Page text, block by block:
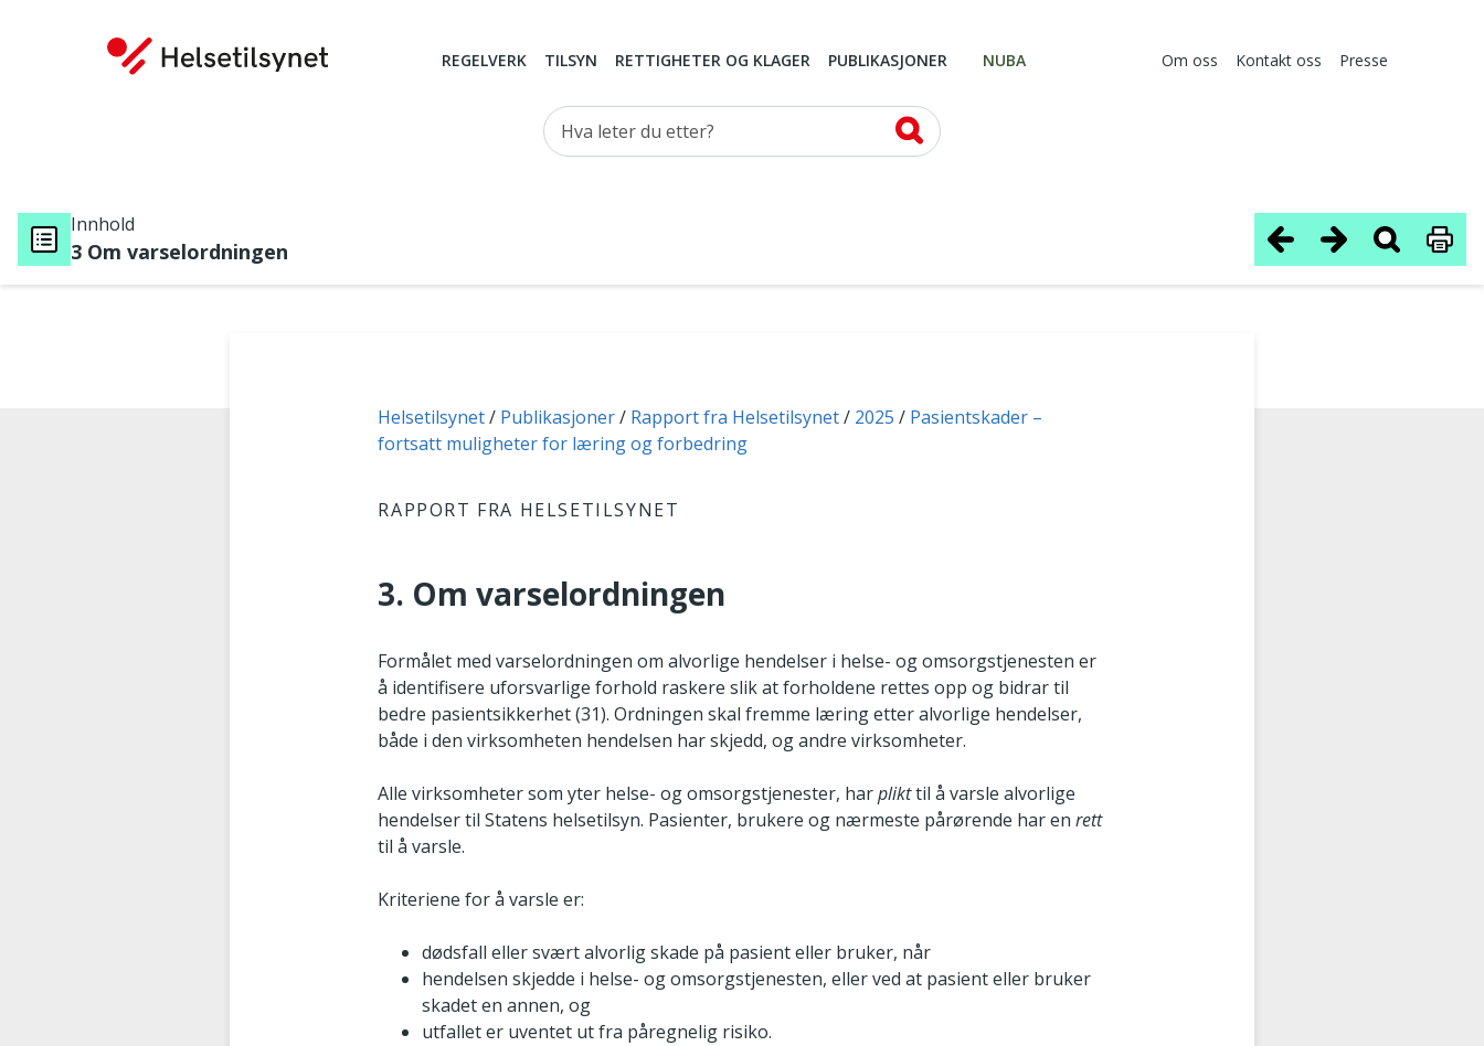
REGELVERK TILSYN RETTIGHETER OG KLAGER PUBLIKASJONER NUBA Om oss Kontakt oss Presse
Hva leter du etter?
Innhold
3 Om varselordningen
Du er her:
Helsetilsynet Publikasjoner Rapport fra Helsetilsynet 2025
Pasientskader –
fortsatt muligheter for læring og forbedring
RAPPORT FRA HELSETILSYNET
3. Om varselordningen
Formålet med varselordningen om alvorlige hendelser i helse- og omsorgstjenesten er
å identifisere uforsvarlige forhold raskere slik at forholdene rettes opp og bidrar til
bedre pasientsikkerhet (31). Ordningen skal fremme læring etter alvorlige hendelser,
både i den virksomheten hendelsen har skjedd, og andre virksomheter.
Alle virksomheter som yter helse- og omsorgstjenester, harplikttil å varsle alvorlige
hendelser til Statens helsetilsyn. Pasienter, brukere og nærmeste pårørende har enrett
til å varsle.
Kriteriene for å varsle er:
dødsfall eller svært alvorlig skade på pasient eller bruker, når
hendelsen skjedde i helse- og omsorgstjenesten, eller ved at pasient eller bruker
skadet en annen, og
utfallet er uventet ut fra påregnelig risiko.